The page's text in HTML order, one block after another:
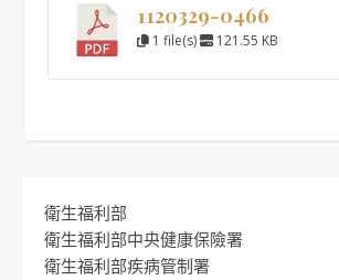
1120329-0466
1 file(s) 121.55 KB
衛生福利部
衛生福利部中央健康保險署
衛生福利部疾病管制署